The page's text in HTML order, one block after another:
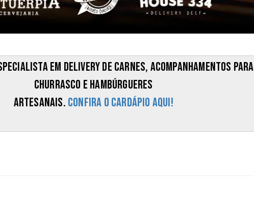
em delivery de carnes, acompanhamentos para
churrasco e hambúrgueres
artesanais. Confira o cardápio aqui!